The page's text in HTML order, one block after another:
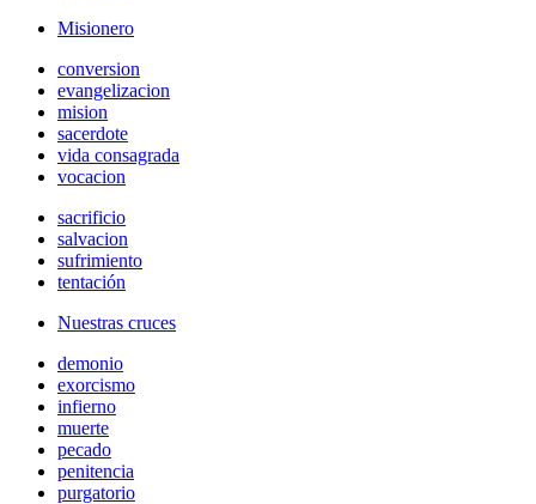
Misionero
conversion
evangelizacion
mision
sacerdote
vida consagrada
vocacion
sacrificio
salvacion
sufrimiento
tentación
Nuestras cruces
demonio
exorcismo
infierno
muerte
pecado
penitencia
purgatorio